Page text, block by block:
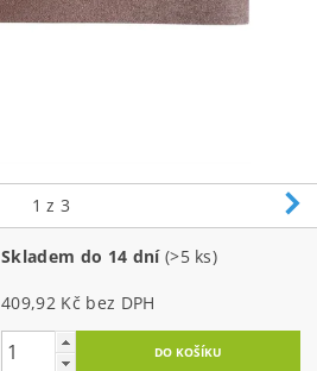
1 z 3
Skladem do 14 dní (>5 ks)
409,92 Kč bez DPH